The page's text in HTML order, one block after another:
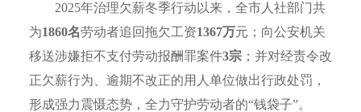
2025年治理欠薪冬季行动 以来，全市人社部门共
为1860名劳动者追回拖欠工资1367万元；向公安机关
移送涉嫌拒不支付劳动报酬罪案件3宗； 并对经责令改
正欠薪行为、逾期不改正的用人单位做出行政处罚 ，
形成强力震慑态势，全力守护劳动者的“钱袋子”。